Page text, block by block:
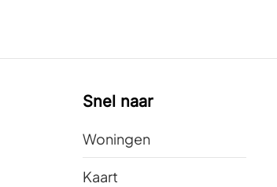
Snel naar
Woningen
Kaart